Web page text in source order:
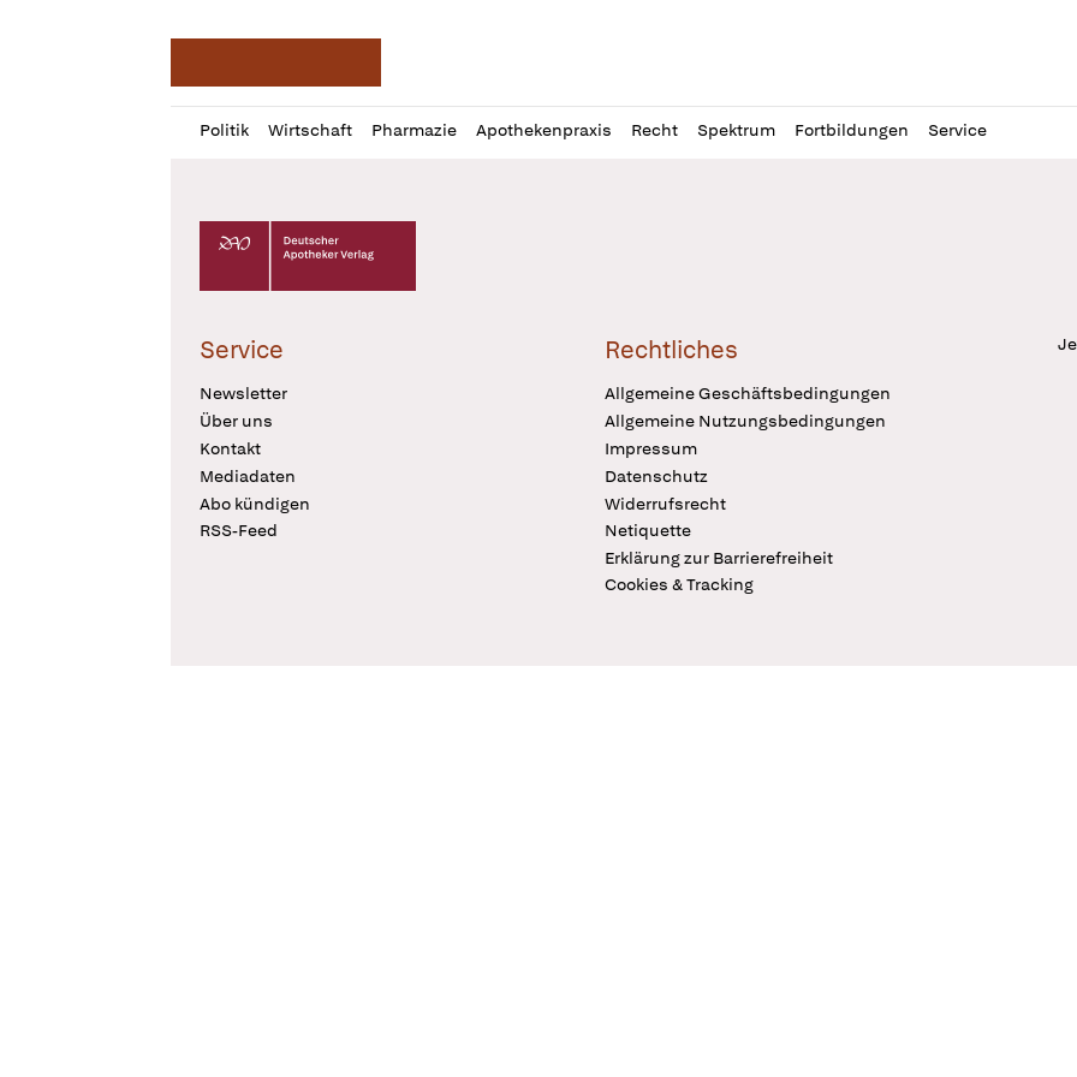
Politik Wirtschaft Pharmazie Apothekenpraxis Recht Spektrum Fortbildungen Service
Profil
öffnen
Daz
Pur
Deutscher Apotheker Verlag Logo
Service
Newsletter
Über uns
Kontakt
Mediadaten
Abo kündigen
RSS-Feed
Rechtliches
Allgemeine Geschäftsbedingungen
Allgemeine Nutzungsbedingungen
Impressum
Datenschutz
Widerrufsrecht
Netiquette
Erklärung zur Barrierefreiheit
Cookies & Tracking